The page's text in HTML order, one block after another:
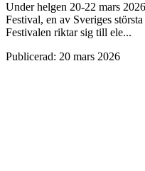
Under helgen 20-22 mars
Festival, en av Sveriges
Festivalen riktar sig till ele...
Publicerad: 20 mars 2026